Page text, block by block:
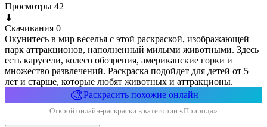
Просмотры 42
⬇
Скачивания 0
Окунитесь в мир веселья с этой раскраской, изображающей
парк аттракционов, наполненный милыми животными. Здесь
есть карусели, колесо обозрения, американские горки и
множество развлечений. Раскраска подойдет для детей от 5
лет и старше, которые любят животных и аттракционы.
🎨Раскрасить похожие онлайн
Открой онлайн-раскраски в категории «Природа»